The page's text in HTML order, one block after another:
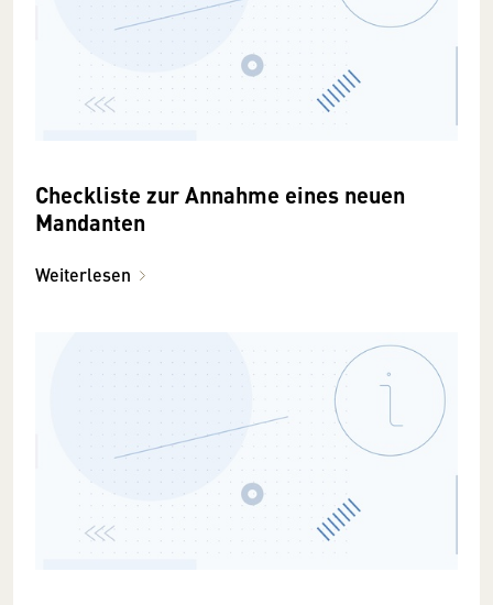
Checkliste zur Annahme eines neuen
Mandanten
Weiterlesen